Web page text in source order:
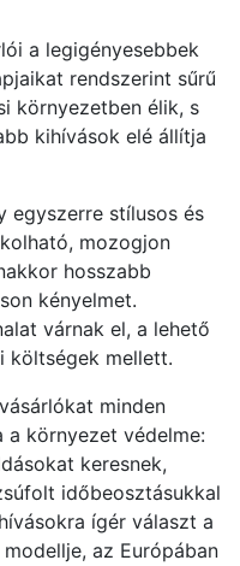
a legigényesebbek
rendszerint sűrű
környezetben élik, s
kihívások elé állítja
egyszerre stílusos és
mozogjon
hosszabb
kényelmet.
várnak el, a lehető
költségek mellett.
minden
környezet védelme:
keresnek,
időbeosztásukkal
ígér választ a
az Európában